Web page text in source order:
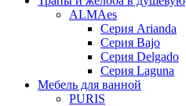
ALMAes
Серия Arianda
Серия Bajo
Серия Delgado
Серия Laguna
Мебель для ванной
PURIS